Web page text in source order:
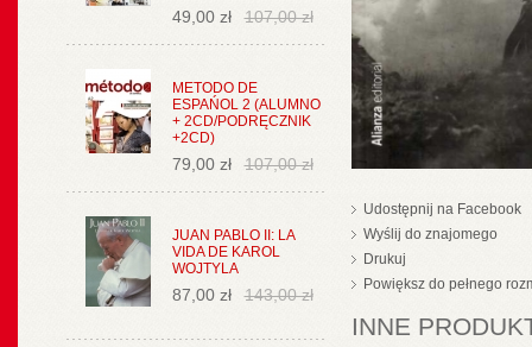
49,00 zł 107,00 zł
METODO DE
ESPAŃOL 2 (ALUMNO
+ 2CD/PODRĘCZNIK
+2CD)
79,00 zł 107,00 zł
JUAN PABLO II: LA
VIDA DE KAROL
WOJTYLA
87,00 zł 143,00 zł
Udostępnij na Facebook
Wyślij do znajomego
Drukuj
Powiększ do pełnego
INNE